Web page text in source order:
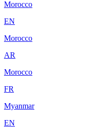
Morocco
EN
Morocco
AR
Morocco
FR
Myanmar
EN